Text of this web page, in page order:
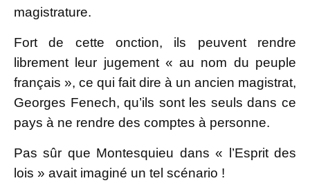
magistrature.
Fort de cette onction, ils peuvent rendre
librement leur jugement « au nom du peuple
français », ce qui fait dire à un ancien magistrat,
Georges Fenech, qu’ils sont les seuls dans ce
pays à ne rendre des comptes à personne.
Pas sûr que Montesquieu dans « l’Esprit des
lois » avait imaginé un tel scénario !